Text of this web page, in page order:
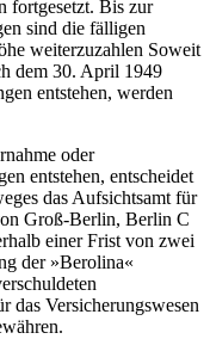
fortgesetzt. Bis zur
sind die fälligen
weiterzuzahlen Soweit
dem 30. April 1949
entstehen, werden
oder
entstehen, entscheidet
das Aufsichtsamt für
Groß-Berlin, Berlin C
einer Frist von zwei
der »Berolina«
das Versicherungswesen